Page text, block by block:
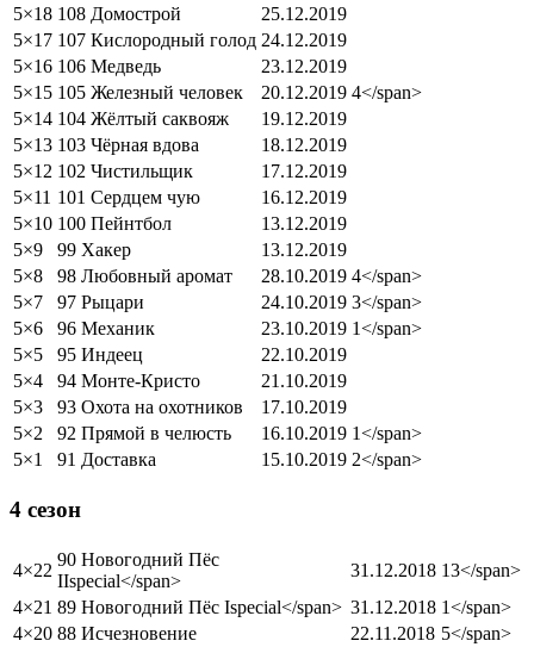
5×18 108 Домострой
25.12.2019
5×17 107 Кислородный голод 24.12.2019
5×16 106 Медведь
23.12.2019
5×15 105 Железный человек 20.12.2019 4</span>
5×14 104 Жёлтый саквояж
19.12.2019
5×13 103 Чёрная вдова
18.12.2019
5×12 102 Чистильщик
17.12.2019
5×11 101 Сердцем чую
16.12.2019
5×10 100 Пейнтбол
13.12.2019
5×9
99 Хакер
13.12.2019
5×8
98 Любовный аромат 28.10.2019 4</span>
5×7
97 Рыцари 24.10.2019 3</span>
5×6
96 Механик 23.10.2019 1</span>
5×5
95 Индеец
22.10.2019
5×4
94 Монте-Кристо
21.10.2019
5×3
93 Охота на охотников
17.10.2019
5×2
92 Прямой в челюсть 16.10.2019 1</span>
5×1
91 Доставка 15.10.2019 2</span>
4 сезон
4×22
90 Новогодний Пёс
IIspecial</span>
31.12.2018 13</span>
4×21 89 Новогодний Пёс Ispecial</span> 31.12.2018 1</span>
4×20 88 Исчезновение 22.11.2018 5</span>